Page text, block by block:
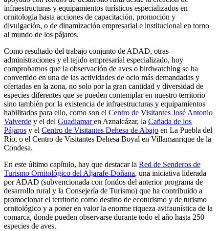
infraestructuras y equipamientos turísticos especializados en
ornitología hasta acciones de capacitación, promoción y
divulgación, o de dinamización empresarial e institucional en torno
al mundo de los pájaros.
Como resultado del trabajo conjunto de ADAD, otras
administraciones y el tejido empresarial especializado, hoy
comprobamos que la observación de aves o birdwatching se ha
convertido en una de las actividades de ocio más demandadas y
ofertadas en la zona, no solo por la gran cantidad y diversidad de
especies diferentes que se pueden contemplar en nuestro territorio
sino también por la existencia de infraestructuras y equipamientos
habilitados para ello, como son el Centro de Visitantes José Antonio
Valverde y el del Guadiamaren Aznalcázar, la Cañada de los
Pájaros y el Centro de Visitantes Dehesa de Abajo en La Puebla del
Río, o el Centro de Visitantes Dehesa Boyal en Villamanrique de la
Condesa.
En este último capítulo, hay que destacar la Red de Senderos de
Turismo Ornitológico del Aljarafe-Doñana, una iniciativa liderada
por ADAD (subvencionada con fondos del anterior programa de
desarrollo rural y la Consejería de Turismo) que ha contribuido a
promocionar el territorio como destino de ecoturismo y de turismo
ornitológico y a poner en valor la enorme riqueza avifaunística de la
comarca, donde pueden observarse durante todo el año hasta 250
especies de aves.